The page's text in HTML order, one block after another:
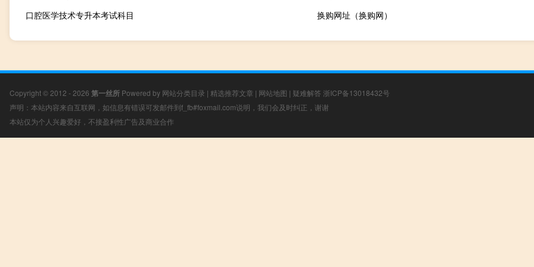
口腔医学技术专升本考试科目
换购网址（换购网）
Copyright © 2012 - 2026 第一丝所 Powered by 网站分类目录 | 精选推荐文章 | 网站地图 | 疑难解答 浙ICP备13018432号
声明：本站内容来自互联网，如信息有错误可发邮件到f_fb#foxmail.com说明，我们会及时纠正，谢谢
本站仅为个人兴趣爱好，不接盈利性广告及商业合作